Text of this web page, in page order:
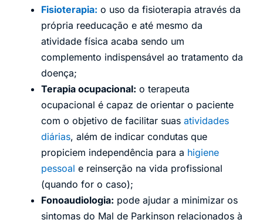
Fisioterapia: o uso da fisioterapia através da
própria reeducação e até mesmo da
atividade física acaba sendo um
complemento indispensável ao tratamento da
doença;
Terapia ocupacional: o terapeuta
ocupacional é capaz de orientar o paciente
com o objetivo de facilitar suas atividades
diárias, além de indicar condutas que
propiciem independência para a higiene
pessoal e reinserção na vida profissional
(quando for o caso);
Fonoaudiologia: pode ajudar a minimizar os
sintomas do Mal de Parkinson relacionados à